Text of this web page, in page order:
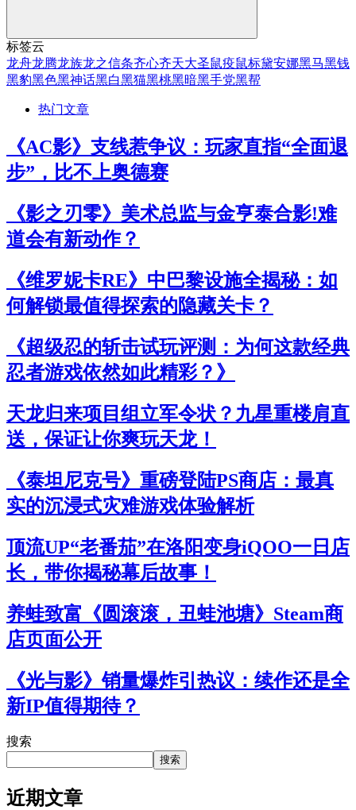
标签云
龙舟龙腾龙族龙之信条齐心齐天大圣鼠疫鼠标黛安娜黑马黑钱
黑豹黑色黑神话黑白黑猫黑桃黑暗黑手党黑帮
热门文章
《AC影》支线惹争议：玩家直指“全面退
步”，比不上奥德赛
《影之刃零》美术总监与金亨泰合影!难
道会有新动作？
《维罗妮卡RE》中巴黎设施全揭秘：如
何解锁最值得探索的隐藏关卡？
《超级忍的斩击试玩评测：为何这款经典
忍者游戏依然如此精彩？》
天龙归来项目组立军令状？九星重楼肩直
送，保证让你爽玩天龙！
《泰坦尼克号》重磅登陆PS商店：最真
实的沉浸式灾难游戏体验解析
顶流UP“老番茄”在洛阳变身iQOO一日店
长，带你揭秘幕后故事！
养蛙致富《圆滚滚，丑蛙池塘》Steam商
店页面公开
《光与影》销量爆炸引热议：续作还是全
新IP值得期待？
搜索
搜索
近期文章